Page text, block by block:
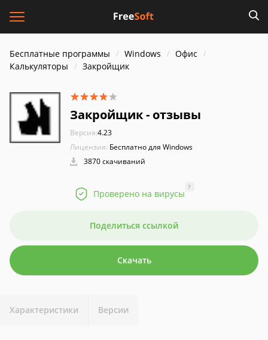
Бесплатные программы Windows
Офис
Калькуляторы
Закройщик
Закройщик - отзывы
Версия:4.23
Лицензия: Бесплатно для Windows
3870 скачиваний
Проверено на вирусы
?
Поделиться ссылкой
Скачать
Характеристики Версии